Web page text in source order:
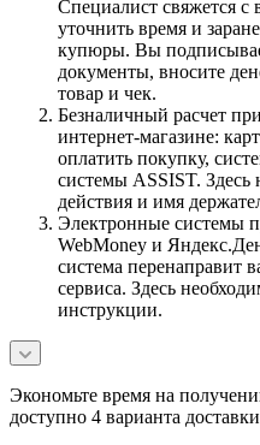
Специалист свяжется с
уточнить время и
купюры. Вы
документы, вносите
товар и чек.
Безналичный расчет
интернет-магазине:
оплатить покупку,
системы ASSIST.
действия и имя
Электронные системы
WebMoney и
система перенаправит
сервиса. Здесь
инструкции.
Экономьте время на
доступно 4 варианта